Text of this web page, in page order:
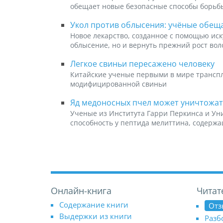
обещает новые безопасные способы
Укол против облысения: учёные
Новое лекарство, созданное с помощью
облысение, но и вернуть прежний рост
Легкое свиньи пересажено человеку
Китайские ученые первыми в мире
модифицированной свиньи
Яд медоносных пчел может
Ученые из Института Гарри Перкинса и
способность у пептида мелиттина,
Онлайн-книга
Содержание книги
Выдержки из книги